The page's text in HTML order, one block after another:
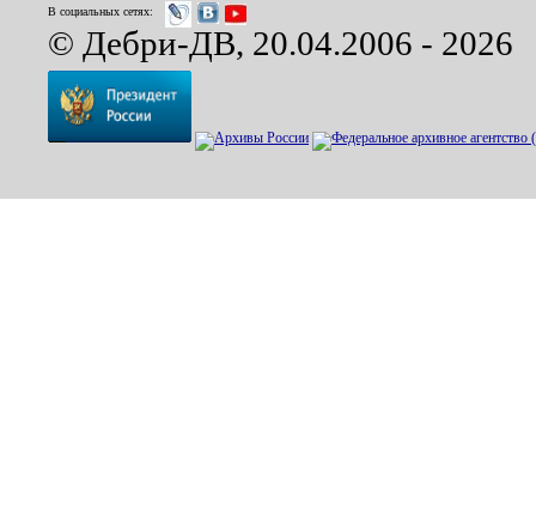
В социальных сетях:
© Дебри-ДВ, 20.04.2006 - 2026